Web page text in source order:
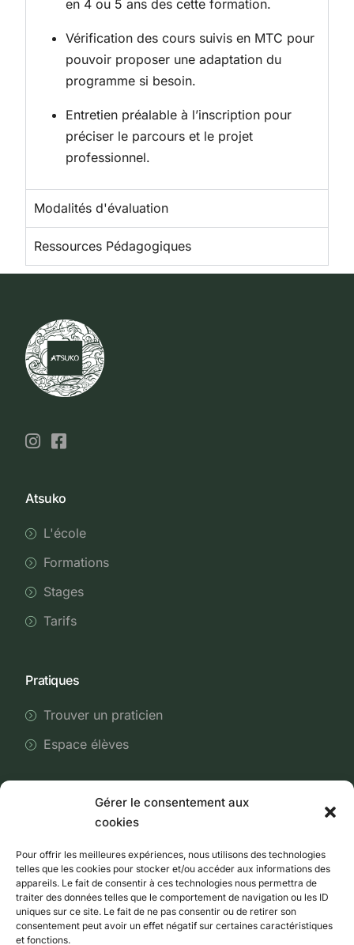
Gérer le consentement aux
cookies
Pour offrir les meilleures expériences, nous utilisons des technologies
telles que les cookies pour stocker et/ou accéder aux informations des
appareils. Le fait de consentir à ces technologies nous permettra de
traiter des données telles que le comportement de navigation ou les ID
uniques sur ce site. Le fait de ne pas consentir ou de retirer son
consentement peut avoir un effet négatif sur certaines caractéristiques
et fonctions.
en 4 ou 5 ans des cette formation.
Vérification des cours suivis en MTC pour
pouvoir proposer une adaptation du
programme si besoin.
Entretien préalable à l’inscription pour
préciser le parcours et le projet
professionnel.
Modalités d'évaluation
Ressources Pédagogiques
Atsuko
L'école
Formations
Stages
Tarifs
Pratiques
Trouver un praticien
Espace élèves
Nous contacter